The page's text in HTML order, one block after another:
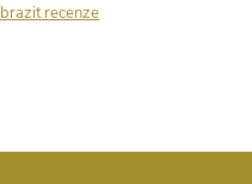
recenze